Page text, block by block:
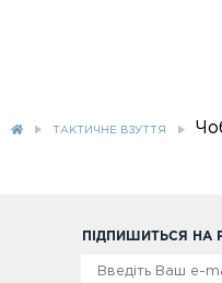
ТАКТИЧНЕ ВЗУТТЯ
ПІДПИШИТЬСЯ НА